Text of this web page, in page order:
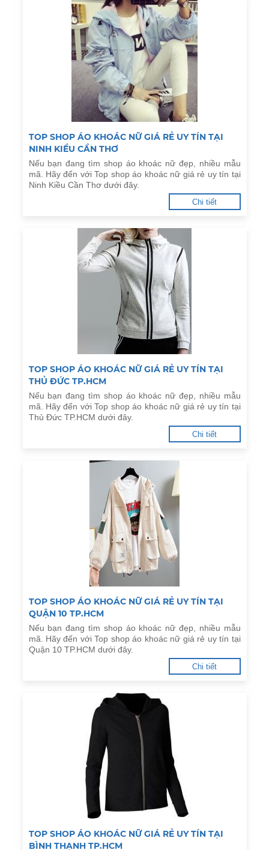
TOP SHOP ÁO KHOÁC NỮ GIÁ RẺ UY TÍN TẠI
NINH KIỀU CẦN THƠ
Nếu bạn đang tìm shop áo khoác nữ đẹp, nhiều mẫu
mã. Hãy đến với Top shop áo khoác nữ giá rẻ uy tín tại
Ninh Kiều Cần Thơ dưới đây.
Chi tiết
TOP SHOP ÁO KHOÁC NỮ GIÁ RẺ UY TÍN TẠI
THỦ ĐỨC TP.HCM
Nếu bạn đang tìm shop áo khoác nữ đẹp, nhiều mẫu
mã. Hãy đến với Top shop áo khoác nữ giá rẻ uy tín tại
Thủ Đức TP.HCM dưới đây.
Chi tiết
TOP SHOP ÁO KHOÁC NỮ GIÁ RẺ UY TÍN TẠI
QUẬN 10 TP.HCM
Nếu bạn đang tìm shop áo khoác nữ đẹp, nhiều mẫu
mã. Hãy đến với Top shop áo khoác nữ giá rẻ uy tín tại
Quận 10 TP.HCM dưới đây.
Chi tiết
TOP SHOP ÁO KHOÁC NỮ GIÁ RẺ UY TÍN TẠI
BÌNH THẠNH TP.HCM